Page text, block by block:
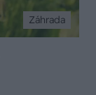
Záhrada